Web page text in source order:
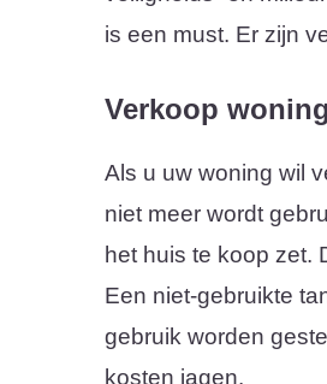
is een must. Er zijn
Verkoop woning
Als u uw woning wil
niet meer wordt
het huis te koop zet.
Een niet-gebruikte
gebruik worden
kosten jagen.